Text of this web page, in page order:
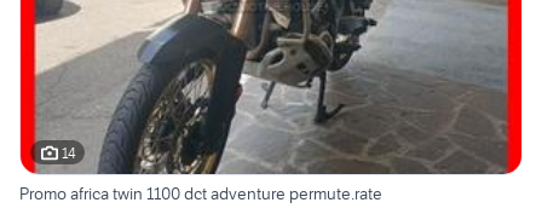
14
Promo africa twin 1100 dct adventure permute.rate